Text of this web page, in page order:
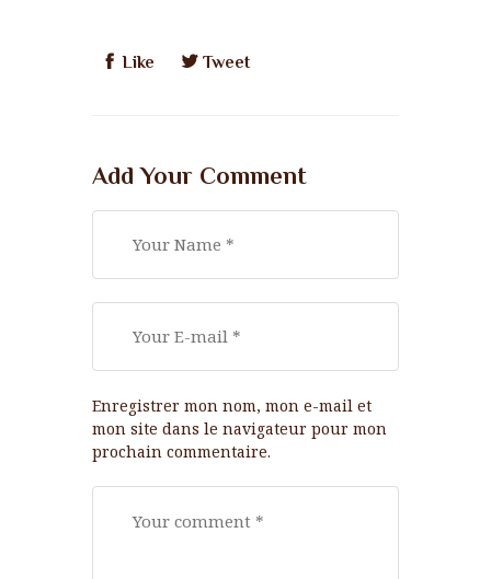
Like Tweet
Add Your Comment
Enregistrer mon nom, mon e-mail et
mon site dans le navigateur pour mon
prochain commentaire.